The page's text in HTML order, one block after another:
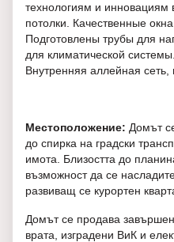
технологиям и инновациям
потолки. Качественные
Подготовлены трубы для
для климатической
Внутренняя аллейная сеть,
Местоположение: Домът
до спирка на градски
имота. Близостта до
възможност да се
развиващ се курортен
Домът се продава
врата, изградени ВиК и